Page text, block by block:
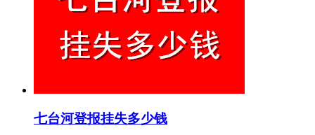
七台河登报挂失多少钱